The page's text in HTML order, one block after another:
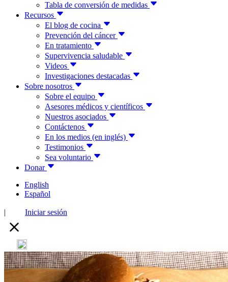
Tabla de conversión de medidas
Recursos
El blog de cocina
Prevención del cáncer
En tratamiento
Supervivencia saludable
Videos
Investigaciones destacadas
Sobre nosotros
Sobre el equipo
Asesores médicos y científicos
Nuestros asociados
Contáctenos
En los medios (en inglés)
Testimonios
Sea voluntario
Donar
English
Español
| Iniciar sesión